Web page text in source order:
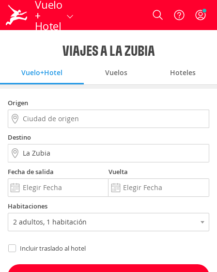
Vuelo
+
Hotel
Login
VIAJES A LA ZUBIA
Vuelo+Hotel Vuelos Hoteles
Origen
Destino
Fecha de salida Vuelta
Habitaciones
Incluir traslado al hotel